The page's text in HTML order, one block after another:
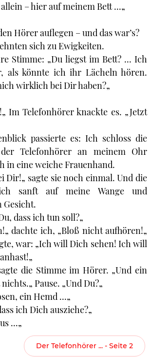
– hier auf meinem Bett ...„
Hörer auflegen – und das war’s?
sich zu Ewigkeiten.
Stimme: „Du liegst im Bett? ... Ich
als könnte ich ihr Lächeln hören.
wirklich bei Dir haben?„
Im Telefonhörer knackte es. „Jetzt
passierte es: Ich schloss die
Telefonhörer an meinem Ohr
in eine weiche Frauenhand.
Dir!„ sagte sie noch einmal. Und die
sanft auf meine Wange und
Gesicht.
dass ich tun soll?„
dachte ich, „Bloß nicht aufhören!„
war: „Ich will Dich sehen! Ich will
die Stimme im Hörer. „Und ein
Pause. „Und Du?„
ein Hemd ...„
ich Dich ausziehe?„
...„
Der Telefonhörer ... - Seite 2